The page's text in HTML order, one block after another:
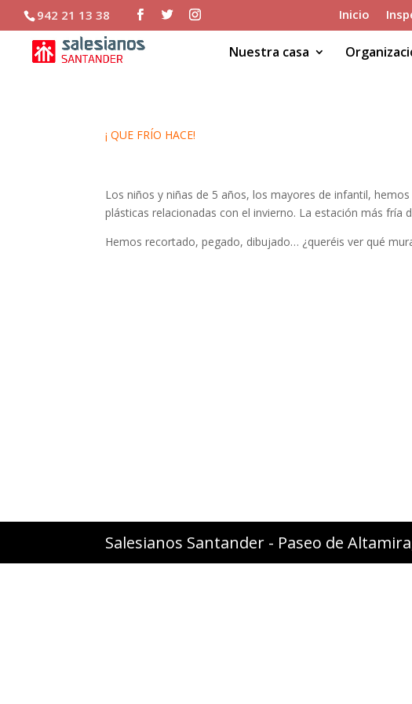
942 21 13 38 Inicio
Nuestra casa
¡ QUE FRÍO HACE!
Los niños y niñas de 5 años, los mayores de infantil,
plásticas relacionadas con el invierno. La estación más fría
Hemos recortado, pegado, dibujado… ¿queréis ver qué
Salesianos Santander - Paseo de